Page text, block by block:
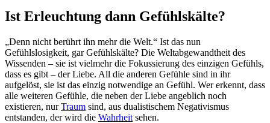
Ist Erleuchtung dann Gefühlskälte?
„Denn nicht berührt ihn mehr die Welt.“ Ist das nun
Gefühlslosigkeit, gar Gefühlskälte? Die Weltabgewandtheit des
Wissenden – sie ist vielmehr die Fokussierung des einzigen Gefühls,
dass es gibt – der Liebe. All die anderen Gefühle sind in ihr
aufgelöst, sie ist das einzig notwendige an Gefühl. Wer erkennt, dass
alle weiteren Gefühle, die neben der Liebe angeblich noch
existieren, nurTraum sind, aus dualistischem Negativismus
entstanden, der wird die Wahrheit sehen.